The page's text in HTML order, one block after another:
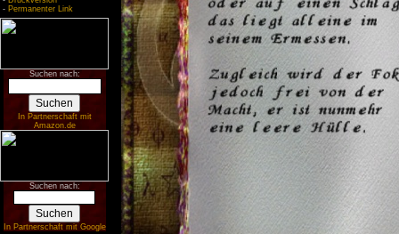
- Permanenter Link
Suchen nach:
In Partnerschaft mit
Amazon.de
Suchen nach:
In Partnerschaft mit Google